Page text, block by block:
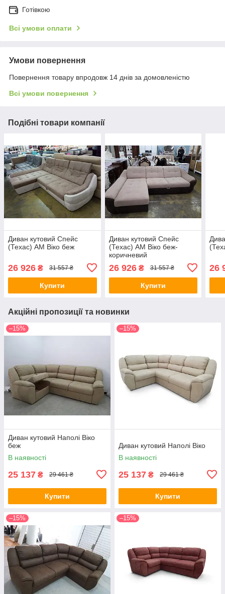
Готівкою
Всі умови оплати
Умови повернення
Повернення товару впродовж 14 днів за домовленістю
Всі умови повернення
Подібні товари компанії
Диван кутовий Спейс
(Техас) АМ Віко беж
26 926 ₴ 31 557 ₴
Купити
Диван кутовий Спейс
(Техас) АМ Віко беж-
коричневий
26 926₴ 31 557 ₴
Купити
26
Акційні пропозиції та новинки
–15%
Диван кутовий Наполі Віко
беж
В наявності
25 137 ₴ 29 461 ₴
Купити
–15%
Диван кутовий Наполі Віко
В наявності
25 137 ₴ 29 461 ₴
Купити
–15% –15%